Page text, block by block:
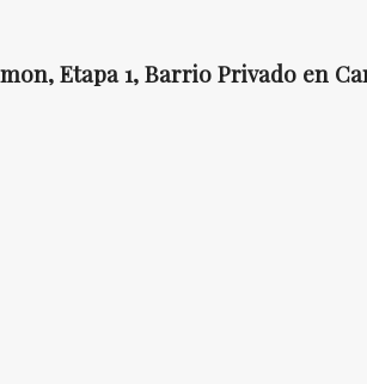
Etapa 1, Barrio Privado en